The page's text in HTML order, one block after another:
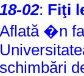
18-02: Fiţi
Aflată �n
schimbări